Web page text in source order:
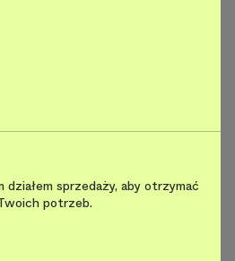
sprzedaży, aby otrzymać
potrzeb.